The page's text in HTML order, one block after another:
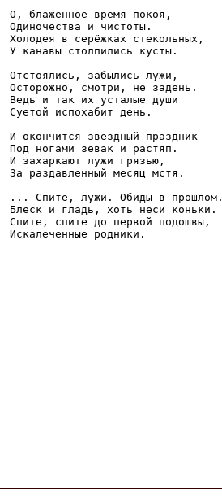
О, блаженное время покоя,
Одиночества и чистоты.
Холодея в серёжках стекольных,
У канавы столпились кусты.
Отстоялись, забылись лужи,
Осторожно, смотри, не задень.
Ведь и так их усталые души
Суетой испохабит день.
И окончится звёздный праздник
Под ногами зевак и растяп.
И захаркают лужи грязью,
За раздавленный месяц мстя.
... Спите, лужи. Обиды в прошлом.
Блеск и гладь, хоть неси коньки.
Спите, спите до первой подошвы,